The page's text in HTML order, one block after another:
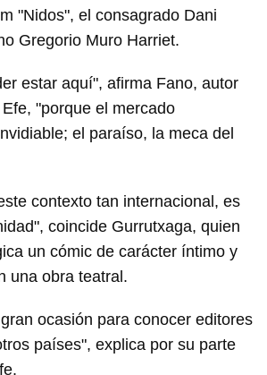
"Nidos", el consagrado Dani
Gregorio Muro Harriet.
estar aquí", afirma Fano, autor
"porque el mercado
el paraíso, la meca del
contexto tan internacional, es
coincide Gurrutxaga, quien
un cómic de carácter íntimo y
una obra teatral.
ocasión para conocer editores
países", explica por su parte